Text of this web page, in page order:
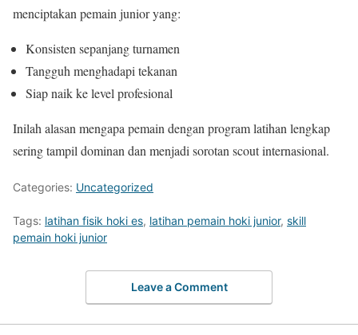
menciptakan pemain junior yang:
Konsisten sepanjang turnamen
Tangguh menghadapi tekanan
Siap naik ke level profesional
Inilah alasan mengapa pemain dengan program latihan lengkap
sering tampil dominan dan menjadi sorotan scout internasional.
Categories: Uncategorized
Tags: latihan fisik hoki es, latihan pemain hoki junior, skill
pemain hoki junior
Leave a Comment